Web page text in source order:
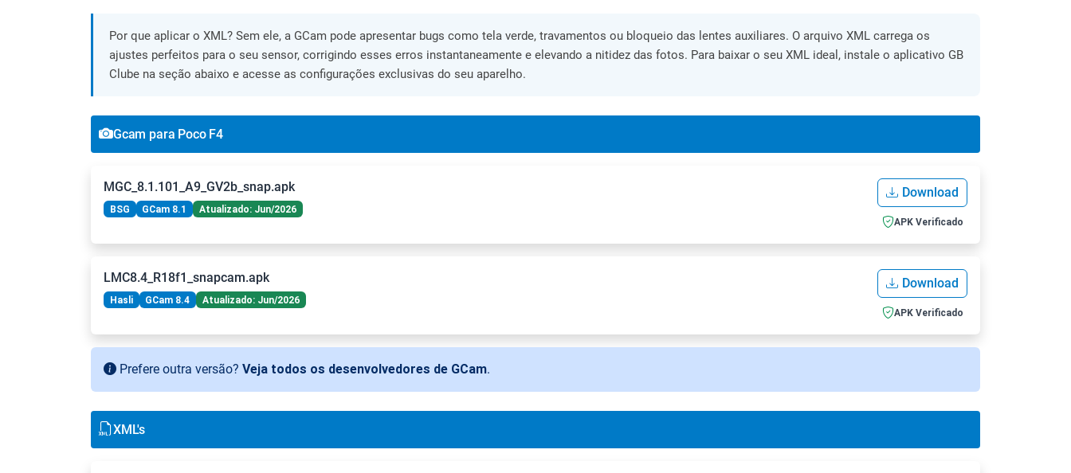
Por que aplicar o XML? Sem ele, a GCam pode apresentar bugs como tela verde, travamentos ou bloqueio das lentes auxiliares. O arquivo XML carrega os
ajustes perfeitos para o seu sensor, corrigindo esses erros instantaneamente e elevando a nitidez das fotos. Para baixar o seu XML ideal, instale o aplicativo GB
Clube na seção abaixo e acesse as configurações exclusivas do seu aparelho.
Gcam para Poco F4
MGC_8.1.101_A9_GV2b_snap.apk
BSG GCam 8.1 Atualizado: Jun/2026
Download
APK Verificado
LMC8.4_R18f1_snapcam.apk
Hasli GCam 8.4 Atualizado: Jun/2026
Download
APK Verificado
Prefere outra versão? Veja todos os desenvolvedores de GCam.
XML's